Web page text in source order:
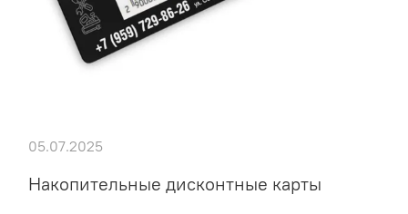
Накопительные дисконтные карты
05.07.2025